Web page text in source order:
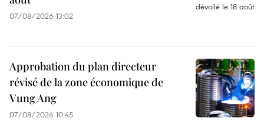
07/08/2026 13:02
Approbation du plan directeur
révisé de la zone économique de
Vung Ang
07/08/2026 10:45